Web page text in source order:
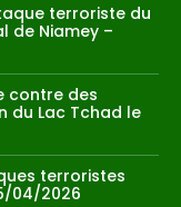
terroriste du
de Niamey –
contre des
du Lac Tchad le
terroristes
04/2026